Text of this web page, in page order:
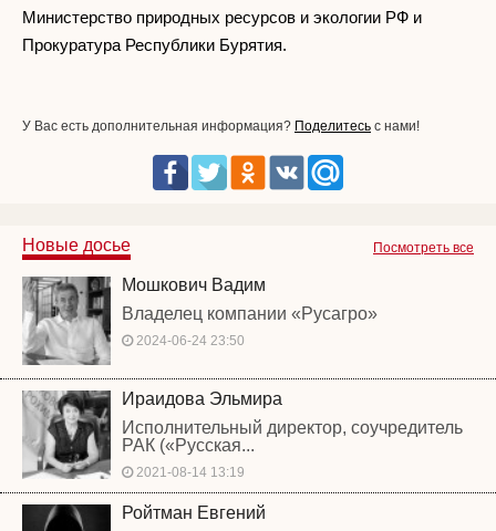
Министерство природных ресурсов и экологии РФ и
Прокуратура Республики Бурятия.
У Вас есть дополнительная информация? Поделитесь с нами!
Посмотреть все
Новые досье
Мошкович Вадим
Владелец компании «Русагро»
2024-06-24 23:50
Ираидова Эльмира
Исполнительный директор, соучредитель
РАК («Русская...
2021-08-14 13:19
Ройтман Евгений